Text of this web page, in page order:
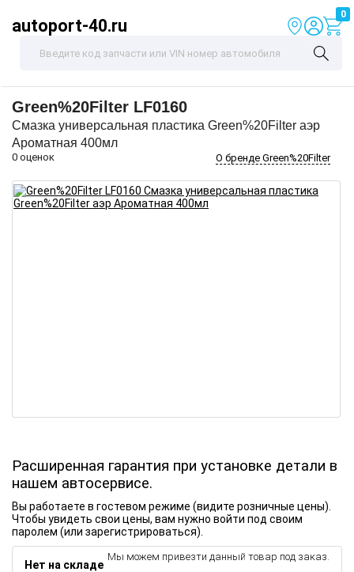
autoport-40.ru
0
Green%20Filter LF0160
Смазка универсальная пластика Green%20Filter аэр
Ароматная 400мл
0 оценок О бренде Green%20Filter
Расширенная гарантия при установке детали в
нашем автосервисе.
Вы работаете в гостевом режиме (видите розничные цены).
Чтобы увидеть свои цены, вам нужно войти под своим
паролем (или зарегистрироваться).
Нет на складе
Мы можем привезти данный товар под заказ.